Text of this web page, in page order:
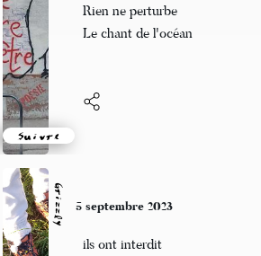
Suivre
Rien ne perturbe
Le chant de l'océan
Grizzly 5 septembre 2023
ils ont interdit